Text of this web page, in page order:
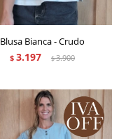
Blusa Bianca - Crudo
$ 3.197 $3.900